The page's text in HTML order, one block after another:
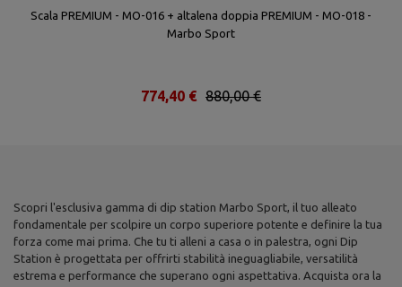
Scala PREMIUM - MO-016 + altalena doppia PREMIUM - MO-018 -
Marbo Sport
880,00 €
774,40 €
Scopri l'esclusiva gamma di dip station Marbo Sport, il tuo alleato
fondamentale per scolpire un corpo superiore potente e definire la tua
forza come mai prima. Che tu ti alleni a casa o in palestra, ogni Dip
Station è progettata per offrirti stabilità ineguagliabile, versatilità
estrema e performance che superano ogni aspettativa. Acquista ora la